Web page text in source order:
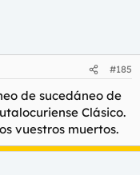
#185
de sucedáneo de
Clásico.
vuestros muertos.